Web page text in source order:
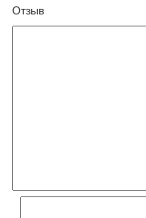
Отзыв